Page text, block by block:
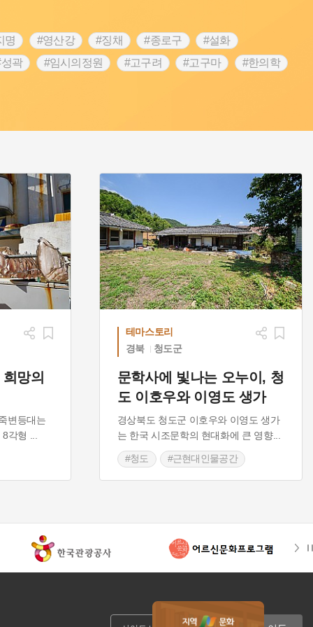
명 #영산강 #징채 #종로구
#설화
곽
#임시의정원 #고구려 #고구마
#한의학
선언
#온달 #문화유산 #노원구
#마을
#항일투쟁
#남자현
망의
변등대는
각형
테마스토리
경북
청도군
문학사에 빛나는 오누이, 청
도 이호우와 이영도 생가
경상북도 청도군 이호우와 이영도 생가
는 한국 시조문학의 현대화에 큰 영향...
#청도 #근현대인물공간
#경상북도근대역사